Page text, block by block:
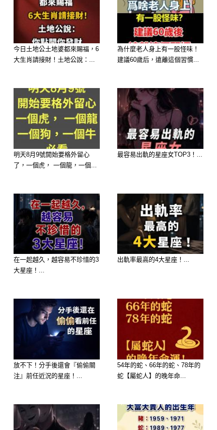
公車號碼：3334 → 有 3 個「3」
汽車車牌：1333 → 有 3 個「3」
腳踏車號碼：313 → 有 2 個「3」
電子時鐘：13:23 → 有 2 個「3」
女生衣服：33 → 有 2 個「3」
題目文字：「幾個3」→ 有 1 個「3」
總共是：
3 + 3 + 3 + 2 + 2 + 2 + 1 = 16個「3」
進去，則會變成：
18個「3」
很多人第一次只看到10個左右，能找到
16以上的人，觀察力真的不錯！
今日土地公土地婆都來賜福，6
大生肖請接財！土地公說：...
為什麼老人身上有一股怪味！
建議60歲后，遠離這個習慣...
明天8月9號開始要格外留心
了，一個虎， 一個龍，一個...
最容易出軌的星座女TOP3！...
在一起越久，越容易不珍惜的3
大星座！...
出軌率最高的4大星座！...
放不下！分手後還會『偷偷關
注』前任近況的星座！...
54年的蛇、66年的蛇、78年的
蛇【屬蛇人】的晚年命...